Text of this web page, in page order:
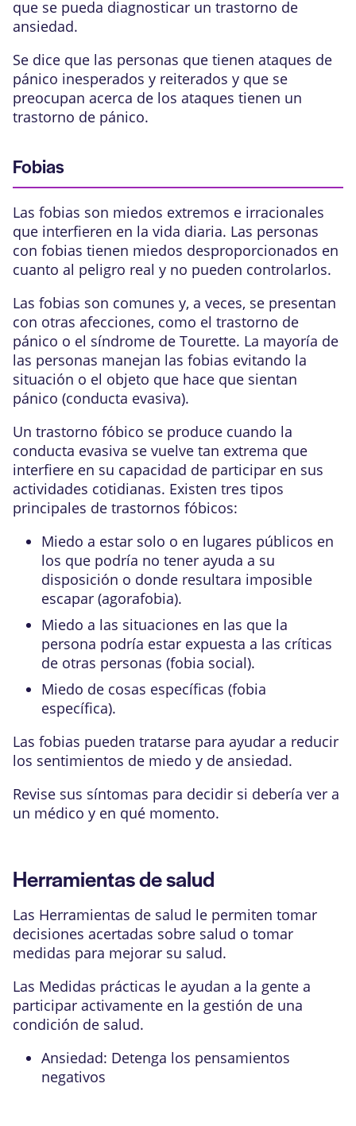
que se pueda diagnosticar un trastorno de
ansiedad.
Se dice que las personas que tienen ataques de
pánico inesperados y reiterados y que se
preocupan acerca de los ataques tienen un
trastorno de pánico.
Fobias
Las fobias son miedos extremos e irracionales
que interfieren en la vida diaria. Las personas
con fobias tienen miedos desproporcionados en
cuanto al peligro real y no pueden controlarlos.
Las fobias son comunes y, a veces, se presentan
con otras afecciones, como el trastorno de
pánico o el síndrome de Tourette. La mayoría de
las personas manejan las fobias evitando la
situación o el objeto que hace que sientan
pánico (conducta evasiva).
Un trastorno fóbico se produce cuando la
conducta evasiva se vuelve tan extrema que
interfiere en su capacidad de participar en sus
actividades cotidianas. Existen tres tipos
principales de trastornos fóbicos:
Miedo a estar solo o en lugares públicos en
los que podría no tener ayuda a su
disposición o donde resultara imposible
escapar (agorafobia).
Miedo a las situaciones en las que la
persona podría estar expuesta a las críticas
de otras personas (fobia social).
Miedo de cosas específicas (fobia
específica).
Las fobias pueden tratarse para ayudar a reducir
los sentimientos de miedo y de ansiedad.
Revise sus síntomas para decidir si debería ver a
un médico y en qué momento.
Herramientas de salud
Las Herramientas de salud le permiten tomar
decisiones acertadas sobre salud o tomar
medidas para mejorar su salud.
Las Medidas prácticas le ayudan a la gente a
participar activamente en la gestión de una
condición de salud.
Ansiedad: Detenga los pensamientos
negativos